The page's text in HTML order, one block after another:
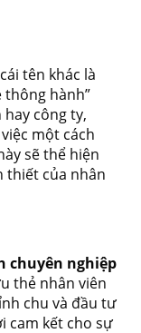
tên khác là
thông hành”
công ty,
một cách
sẽ thể hiện
thiết của nhân
chuyên nghiệp
thẻ nhân viên
chu và đầu tư
cam kết cho sự